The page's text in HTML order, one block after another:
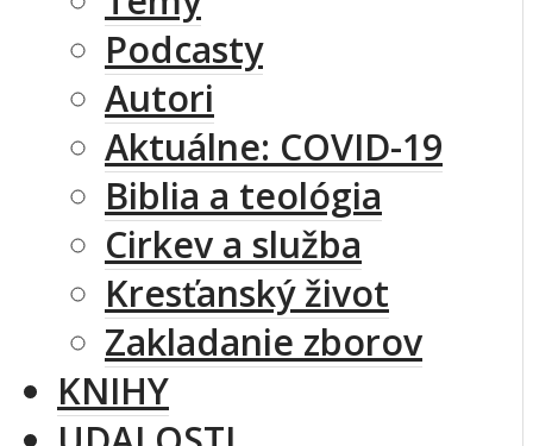
Podcasty
Autori
Aktuálne: COVID-19
Biblia a teológia
Cirkev a služba
Kresťanský život
Zakladanie zborov
KNIHY